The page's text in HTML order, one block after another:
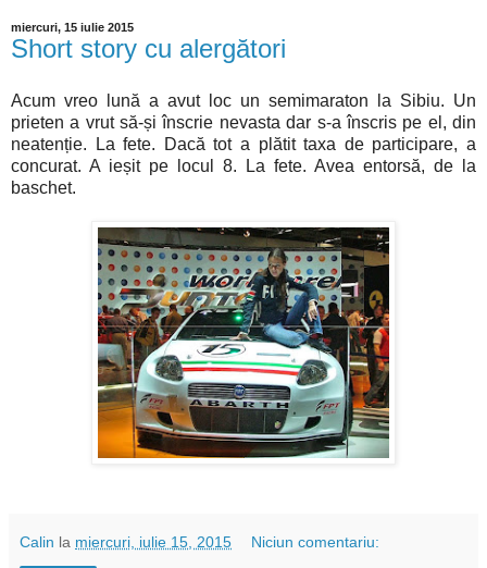
miercuri, 15 iulie 2015
Short story cu alergători
Acum vreo lună a avut loc un semimaraton la Sibiu. Un
prieten a vrut să-și înscrie nevasta dar s-a înscris pe el, din
neatenție. La fete. Dacă tot a plătit taxa de participare, a
concurat. A ieșit pe locul 8. La fete. Avea entorsă, de la
baschet.
Calin la miercuri, iulie 15, 2015 Niciun comentariu: